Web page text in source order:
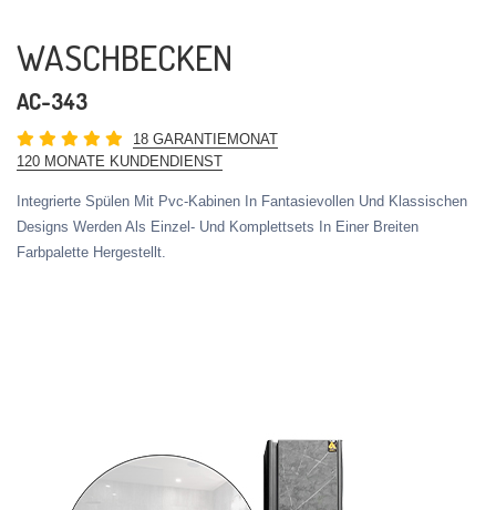
WASCHBECKEN
AC-343
18 GARANTIEMONAT
120 MONATE KUNDENDIENST
Integrierte Spülen Mit Pvc-Kabinen In Fantasievollen Und Klassischen
Designs Werden Als Einzel- Und Komplettsets In Einer Breiten
Farbpalette Hergestellt.